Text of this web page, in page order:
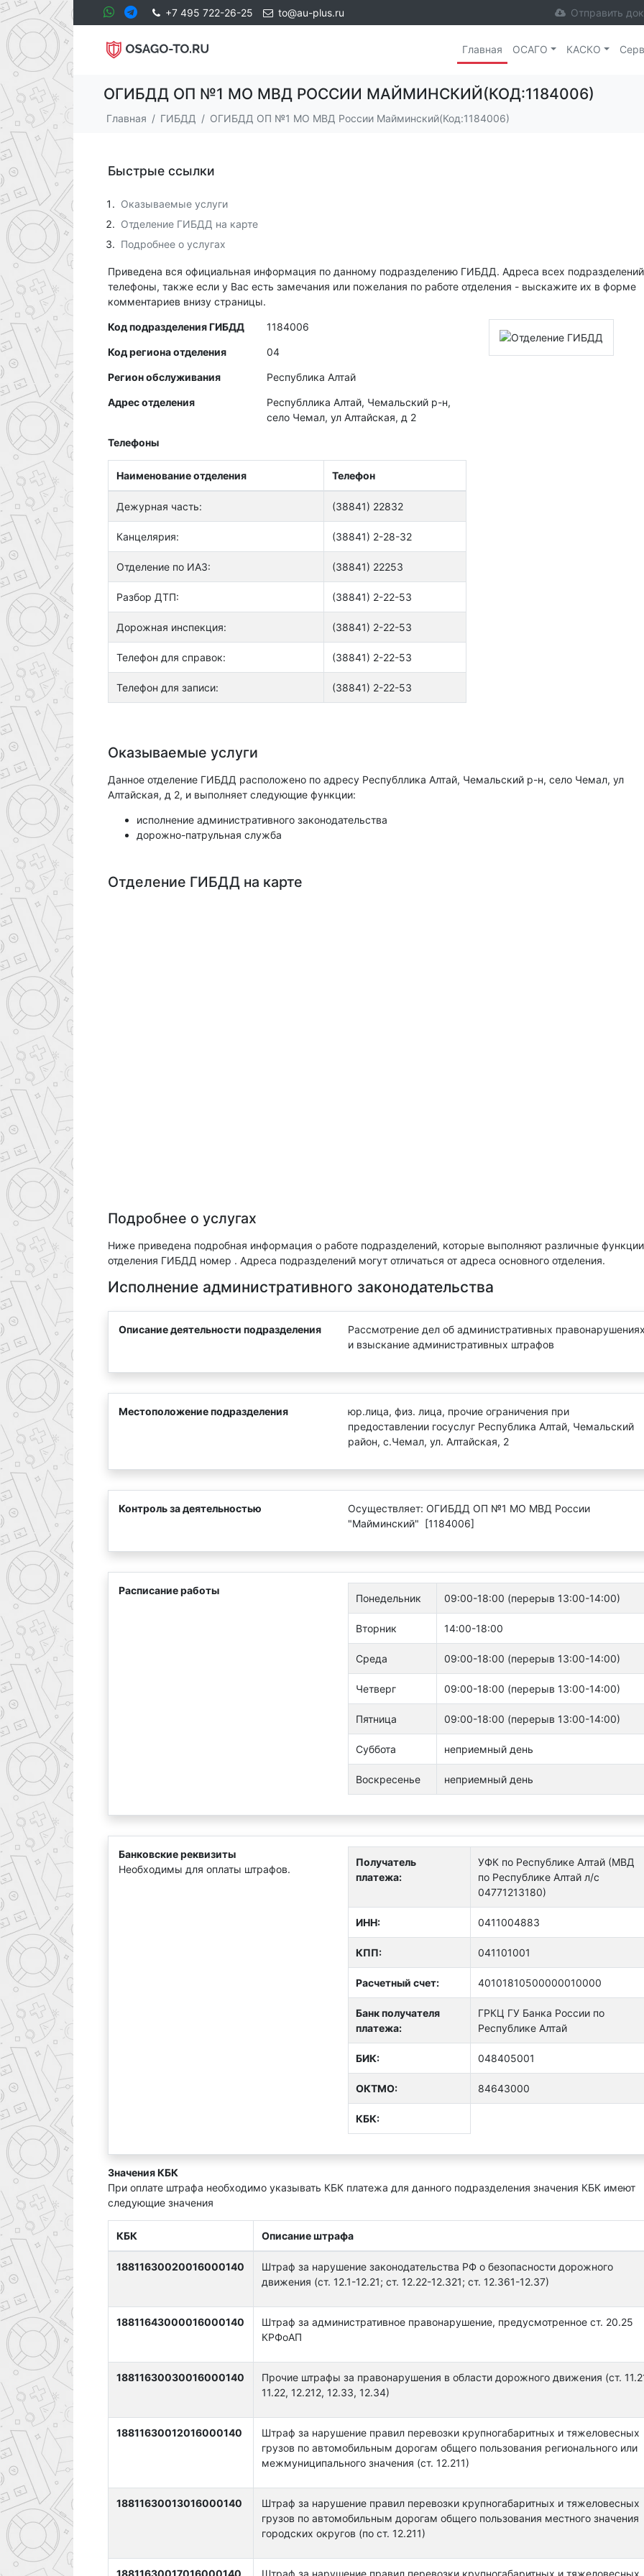
+7 495 722-26-25 to@au-plus.ru Отправить
Главная ОСАГО КАСКО
ОГИБДД ОП №1 МО МВД РОССИИ МАЙМИНСКИЙ(КОД:1184006)
Главная ГИБДД ОГИБДД ОП №1 МО МВД России Майминский(Код:1184006)
Быстрые ссылки
Оказываемые услуги
Отделение ГИБДД на карте
Подробнее о услугах
Приведена вся официальная информация по данному подразделению ГИБДД. Адреса всех подразделений
телефоны, также если у Вас есть замечания или пожелания по работе отделения - выскажите их в форме
комментариев внизу страницы.
Код подразделения ГИБДД 1184006
Код региона отделения 04
Регион обслуживания Республика Алтай
Адрес отделения
Республлика Алтай, Чемальский р-н,
село Чемал, ул Алтайская, д 2
Телефоны
Наименование отделения Телефон
Дежурная часть: (38841) 22832
Канцелярия: (38841) 2-28-32
Отделение по ИАЗ: (38841) 22253
Разбор ДТП: (38841) 2-22-53
Дорожная инспекция: (38841) 2-22-53
Телефон для справок: (38841) 2-22-53
Телефон для записи: (38841) 2-22-53
Оказываемые услуги
Данное отделение ГИБДД расположено по адресу Республлика Алтай, Чемальский р-н, село Чемал, ул
Алтайская, д 2, и выполняет следующие функции:
исполнение административного законодательства
дорожно-патрульная служба
Отделение ГИБДД на карте
Подробнее о услугах
Ниже приведена подробная информация о работе подразделений, которые выполняют различные функции
отделения ГИБДД номер . Адреса подразделений могут отличаться от адреса основного отделения.
Исполнение административного законодательства
Описание деятельности подразделения
Рассмотрение дел об административных
и взыскание административных штрафов
Местоположение подразделения
юр.лица, физ. лица, прочие ограничения при
предоставлении госуслуг Республика Алтай, Чемальский
район, с.Чемал, ул. Алтайская, 2
Контроль за деятельностью
Осуществляет: ОГИБДД ОП №1 МО МВД России
"Майминский" [1184006]
Расписание работы
Понедельник 09:00-18:00 (перерыв 13:00-14:00)
Вторник 14:00-18:00
Среда 09:00-18:00 (перерыв 13:00-14:00)
Четверг 09:00-18:00 (перерыв 13:00-14:00)
Пятница 09:00-18:00 (перерыв 13:00-14:00)
Суббота неприемный день
Воскресенье неприемный день
Банковские реквизиты
Необходимы для оплаты штрафов.
Получатель
платежа:
УФК по Республике Алтай (МВД
по Республике Алтай л/с
04771213180)
ИНН: 0411004883
КПП: 041101001
Расчетный счет: 40101810500000010000
Банк получателя
платежа:
ГРКЦ ГУ Банка России по
Республике Алтай
БИК: 048405001
ОКТMО: 84643000
КБК:
Значения КБК
При оплате штрафа необходимо указывать КБК платежа для данного подразделения значения КБК имеют
следующие значения
КБК Описание штрафа
18811630020016000140
Штраф за нарушение законодательства РФ о безопасности дорожного
движения (ст. 12.1-12.21; ст. 12.22-12.321; ст. 12.361-12.37)
18811643000016000140
Штраф за административное правонарушение, предусмотренное ст. 20.25
КРФоАП
18811630030016000140
Прочие штрафы за правонарушения в области дорожного движения (ст.
11.22, 12.212, 12.33, 12.34)
18811630012016000140
Штраф за нарушение правил перевозки крупногабаритных и тяжеловесных
грузов по автомобильным дорогам общего пользования регионального или
межмуниципального значения (ст. 12.211)
18811630013016000140
Штраф за нарушение правил перевозки крупногабаритных и тяжеловесных
грузов по автомобильным дорогам общего пользования местного значения
городских округов (по ст. 12.211)